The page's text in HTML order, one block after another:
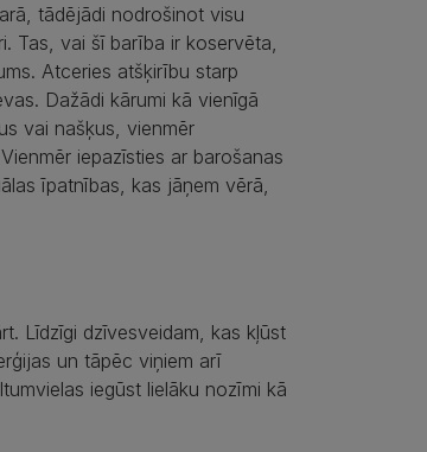
tādējādi nodrošinot visu
Tas, vai šī barība ir koservēta,
Atceries atšķirību starp
Dažādi kārumi kā vienīgā
vai našķus, vienmēr
iepazīsties ar barošanas
īpatnības, kas jāņem vērā,
Līdzīgi dzīvesveidam, kas kļūst
un tāpēc viņiem arī
iegūst lielāku nozīmi kā